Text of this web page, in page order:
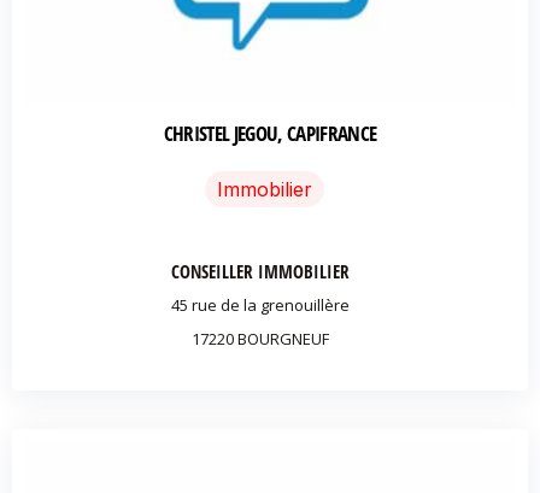
CHRISTEL JEGOU, CAPIFRANCE
Immobilier
CONSEILLER IMMOBILIER
45 rue de la grenouillère
17220 BOURGNEUF